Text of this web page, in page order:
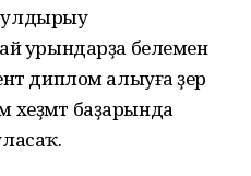
урындарҙа белемен
диплом алыуға әҙер
хеҙмәт баҙарында